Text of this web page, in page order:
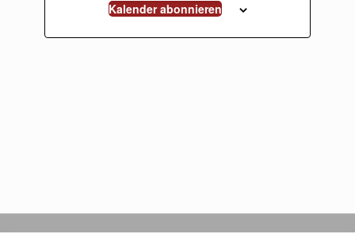
Kalender abonnieren